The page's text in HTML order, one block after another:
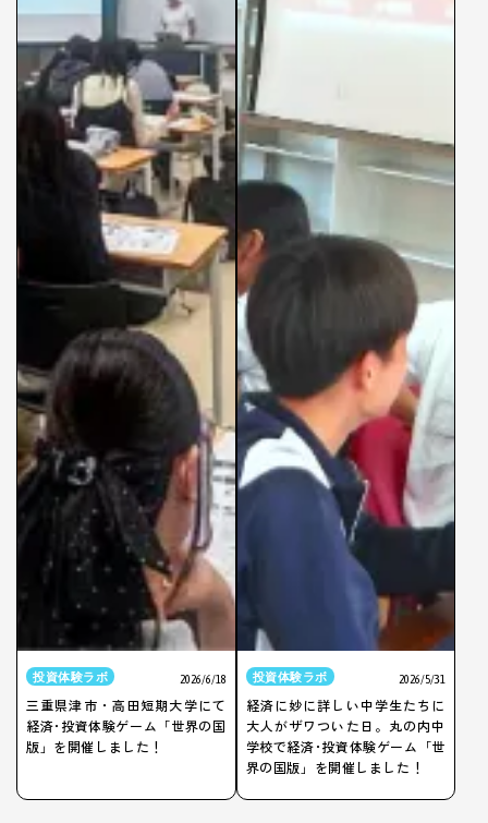
投資体験ラボ 2026/6/18
三重県津市・高田短期大学にて
経済･投資体験ゲーム「世界の国
版」を開催しました！
投資体験ラボ 2026/5/31
経済に妙に詳しい中学生たちに
大人がザワついた日。丸の内中
学校で経済･投資体験ゲーム「世
界の国版」を開催しました！